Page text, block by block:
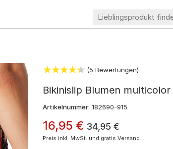
(5 Bewertungen)
Bikinislip Blumen
Artikelnummer: 182690-915
16,95 €34,95 €
Preis inkl. MwSt. und gratis Versand.